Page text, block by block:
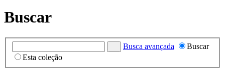
Buscar
Busca avançada
Buscar
Esta coleção